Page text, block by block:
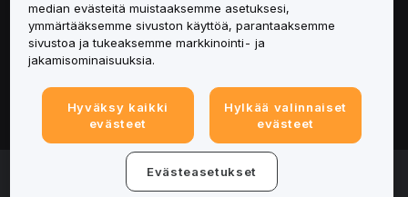
Tuki
Tuotteet
Lakiasiat
© 2025-2026 Bybit.eu. Kaikki oikeudet pidätetään.
median evästeitä muistaaksemme asetuksesi,
ymmärtääksemme sivuston käyttöä, parantaaksemme
sivustoa ja tukeaksemme markkinointi- ja
jakamisominaisuuksia.
Hyväksy kaikki
evästeet
Hylkää valinnaiset
evästeet
Evästeasetukset